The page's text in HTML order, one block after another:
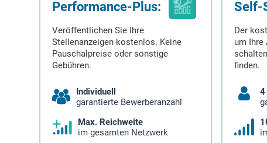
Performance-Plus:
Veröffentlichen Sie Ihre
Stellenanzeigen kostenlos. Keine
Pauschalpreise oder sonstige
Gebühren.
Individuell
garantierte Bewerberanzahl
Max. Reichweite
im gesamten Netzwerk
Self-
Der
um Ihre
finden.
4